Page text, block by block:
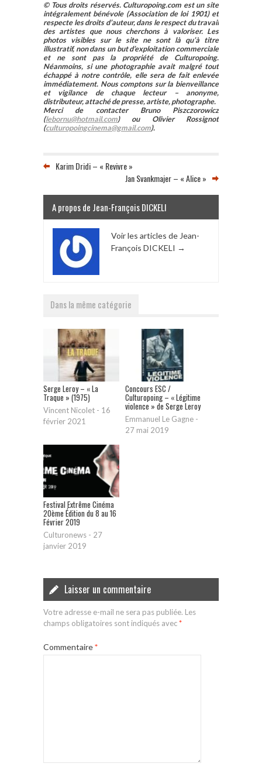
© Tous droits réservés. Culturopoing.com est un site
intégralement bénévole (Association de loi 1901) et
respecte les droits d’auteur, dans le respect du travail
des artistes que nous cherchons à valoriser. Les
photos visibles sur le site ne sont là qu’à titre
illustratif, non dans un but d’exploitation commerciale
et ne sont pas la propriété de Culturopoing.
Néanmoins, si une photographie avait malgré tout
échappé à notre contrôle, elle sera de fait enlevée
immédiatement. Nous comptons sur la bienveillance
et vigilance de chaque lecteur – anonyme,
distributeur, attaché de presse, artiste, photographe.
Merci de contacter Bruno Piszczorowicz
(lebornu@hotmail.com) ou Olivier Rossignot
(culturopoingcinema@gmail.com).
Karim Dridi – « Revivre »
Jan Svankmajer – « Alice »
A propos de Jean-François DICKELI
Voir les articles de Jean-
François DICKELI →
Dans la même catégorie
Serge Leroy – « La
Traque » (1975)
Vincent Nicolet - 16
février 2021
Concours ESC /
Culturopoing – « Légitime
violence » de Serge Leroy
Emmanuel Le Gagne -
27 mai 2019
Festival Extrême Cinéma
20ème Édition du 8 au 16
Février 2019
Culturonews - 27
janvier 2019
Laisser un commentaire
Votre adresse e-mail ne sera pas publiée. Les
champs obligatoires sont indiqués avec*
Commentaire*